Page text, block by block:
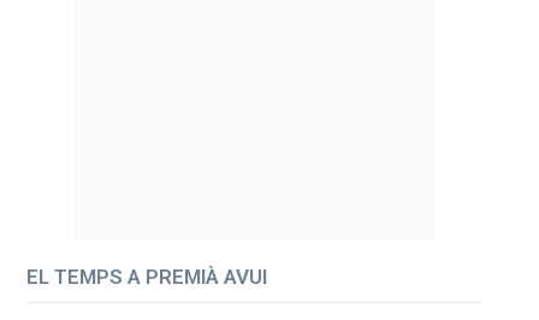
EL TEMPS A PREMIÀ AVUI